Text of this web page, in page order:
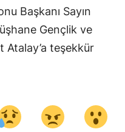
Siirt
Sinop
Tokat
Başkanı Sayın
Gençlik ve
Atalay’a teşekkür